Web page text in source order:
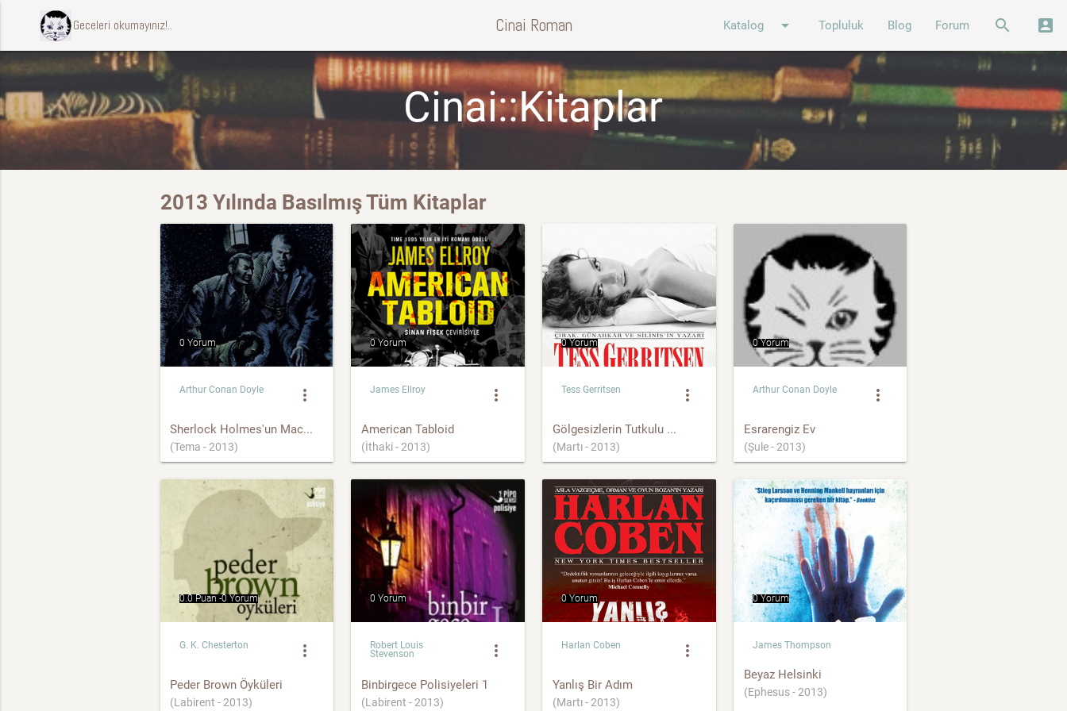
ccccci Geceleri okumayınız!.. Cinai Roman Katalog arrow_drop_down Topluluk Blog Forum search account_box
Cinai::Kitaplar
2013 Yılında Basılmış Tüm Kitaplar
0 Yorum
Arthur Conan Doyle more_vert
Sherlock Holmes'un Mac...
(Tema - 2013)
0 Yorum
James Ellroy more_vert
American Tabloid
(İthaki - 2013)
0 Yorum
Tess Gerritsen more_vert
Gölgesizlerin Tutkulu ...
(Martı - 2013)
0 Yorum
Arthur Conan Doyle more_vert
Esrarengiz Ev
(Şule - 2013)
0.0 Puan -0 Yorum
G. K. Chesterton more_vert
Peder Brown Öyküleri
(Labirent - 2013)
0 Yorum
Robert Louis
Stevenson more_vert
Binbirgece Polisiyeleri 1
(Labirent - 2013)
0 Yorum
Harlan Coben more_vert
Yanlış Bir Adım
(Martı - 2013)
0 Yorum
James Thompson
Beyaz Helsinki
(Ephesus - 2013)